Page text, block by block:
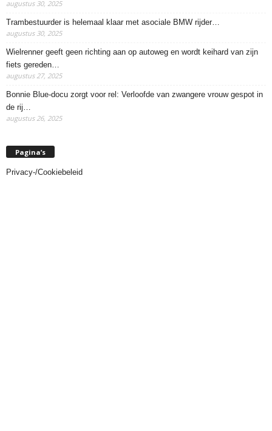
augustus 30, 2025
Trambestuurder is helemaal klaar met asociale BMW rijder…
augustus 30, 2025
Wielrenner geeft geen richting aan op autoweg en wordt keihard van zijn
fiets gereden…
augustus 27, 2025
Bonnie Blue-docu zorgt voor rel: Verloofde van zwangere vrouw gespot in
de rij…
augustus 26, 2025
Pagina’s
Privacy-/Cookiebeleid